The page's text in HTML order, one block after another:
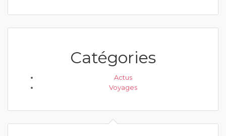
Catégories
Actus
Voyages